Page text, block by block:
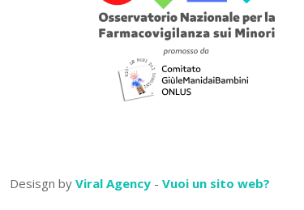
Desisgn by Viral Agency - Vuoi un sito web?